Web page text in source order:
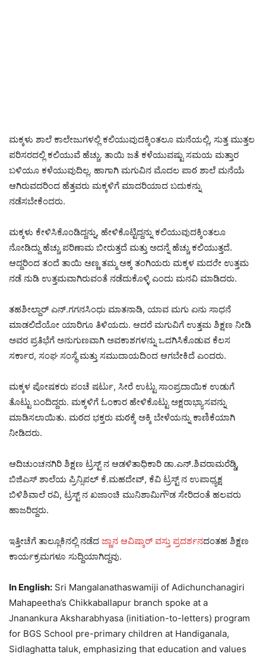
ಮಕ್ಕಳು ಶಾಲೆ ಕಾಲೇಜುಗಳಲ್ಲಿ ಕಲಿಯುವುದಕ್ಕಿಂತಲೂ ಮನೆಯಲ್ಲಿ, ಸುತ್ತ ಮುತ್ತಲ
ಪರಿಸರದಲ್ಲಿ ಕಲಿಯುವೆ ಹೆಚ್ಚು. ತಾಯಿ ಜತೆ ಕಳೆಯುವಷ್ಟು ಸಮಯ ಮತ್ತಾರ
ಬಳಿಯೂ ಕಳೆಯುವುದಿಲ್ಲ. ಹಾಗಾಗಿ ಮಗುವಿನ ಮೊದಲ ಪಾఠ ಶಾಲೆ ಮನೆಯೆ
ಆಗಿರುವದರಿಂದ ಹೆತ್ತವರು ಮಕ್ಕಳಿಗೆ ಮಾದರಿಯಾದ ಬದುಕನ್ನು
ನಡೆಸಬೇಕೆಂದರು.
ಮಕ್ಕಳು ಕೇಳಿಸಿಕೊಂಡಿದ್ದನ್ನು, ಹೇಳಿಕೊಟ್ಟಿದ್ದನ್ನು ಕಲಿಯುವುದಕ್ಕಿಂತಲೂ
ನೋಡಿದ್ದು ಹೆಚ್ಚು ಪರಿಣಾಮ ಬೀರುತ್ತದೆ ಮತ್ತು ಅದನ್ನೆ ಹೆಚ್ಚು ಕಲಿಯುತ್ತದೆ.
ಆದ್ದರಿಂದ ತಂದೆ ತಾಯಿ ಅಣ್ಣ ತಮ್ಮ ಅಕ್ಕ ತಂಗಿಯರು ಮಕ್ಕಳ ಮದ೦ೇ ಉತ್ತಮ
ನಡೆ ನುಡಿ ಉತ್ತಮವಾಗಿರುವಂತೆ ನಡೆದುಕೊಳ್ಳಿ ಎಂದು ಮನವಿ ಮಾಡಿದರು.
ತಹಶೀಲ್ದಾರ್ ಎನ್.ಗಗನಸಿಂಧು ಮಾತನಾಡಿ, ಯಾವ ಮಗು ಏನು ಸಾಧನೆ
ಮಾಡಲಿದೆಯೋ ಯಾರಿಗೂ ತಿಳಿಯದು. ಆದರೆ ಮಗುವಿಗೆ ಉತ್ತಮ ಶಿಕ್ಷಣ ನೀಡಿ
ಅವರ ಪ್ರತಿಭೆಗೆ ಅನುಗುಣವಾಗಿ ಅವಕಾಶಗಳನ್ನು ಒದಗಿಸಿಕೊಡುವ ಕೆಲಸ
ಸರ್ಕಾರ, ಸಂಘ ಸಂಸ್ಥೆ ಮತ್ತು ಸಮುದಾಯದಿಂದ ಆಗಬೇಕಿದೆ ಎಂದರು.
ಮಕ್ಕಳ ಪೋಷಕರು ಪಂಚೆ ಷರ್ಟು, ಸೀರೆ ಉಟ್ಟು ಸಾಂಪ್ರದಾಯಿಕ ಉಡುಗೆ
ತೊಟ್ಟು ಬಂದಿದ್ದರು. ಮಕ್ಕಳಿಗೆ ಓಂಕಾರ ಹೇಳಿಕೊಟ್ಟು ಅಕ್ಷರಾಭ್ಯಾಸವನ್ನು
ಮಾಡಿಸಲಾಯಿತು. ಮఠದ ಭಕ್ತರು ಮఠಕ್ಕೆ ಅಕ್ಕಿ ಬೇಳೆಯನ್ನು ಕಾಣಿಕೆಯಾಗಿ
ನೀಡಿದರು.
ಆದಿಚುಂಚನಗಿರಿ ಶಿಕ್ಷಣ ಟ್ರಸ್ಟ್‌ ನ ಆಡಳಿತಾಧಿಕಾರಿ ಡಾ.ಎನ್.ಶಿವರಾಮರೆಡ್ಡಿ,
ಬಿಜಿಎಸ್ ಶಾಲೆಯ ಪ್ರಿನ್ಸಿಪಲ್ ಕೆ.ಮಹದೇವ್, ಕೆವಿ ಟ್ರಸ್ಟ್‌ ನ ಉಪಾಧ್ಯಕ್ಷ
ಬಿಳಿಶಿವಾಲೆ ರವಿ, ಟ್ರಸ್ಟ್‌ ನ ಖಜಾಂಚಿ ಮುನಿಶಾಮಿಗೌಡ ಸೇರಿದಂತೆ ಹಲವರು
ಹಾಜರಿದ್ದರು.
ಇತ್ತೀಚೆಗೆ ತಾಲ್ಲೂಕಿನಲ್ಲಿ ನಡೆದ ಜ್ಣಾನ ಆವಿಷ್ಕಾರ್ ವಸ್ತು ಪ್ರದರ್ಶನದಂತಹ ಶಿಕ್ಷಣ
ಕಾರ್ಯಕ್ರಮಗಳೂ ಸುದ್ದಿಯಾಗಿದ್ದವು.
In English: Sri Mangalanathaswamiji of Adichunchanagiri
Mahapeetha’s Chikkaballapur branch spoke at a
Jnanankura Aksharabhyasa (initiation-to-letters) program
for BGS School pre-primary children at Handiganala,
Sidlaghatta taluk, emphasizing that education and values